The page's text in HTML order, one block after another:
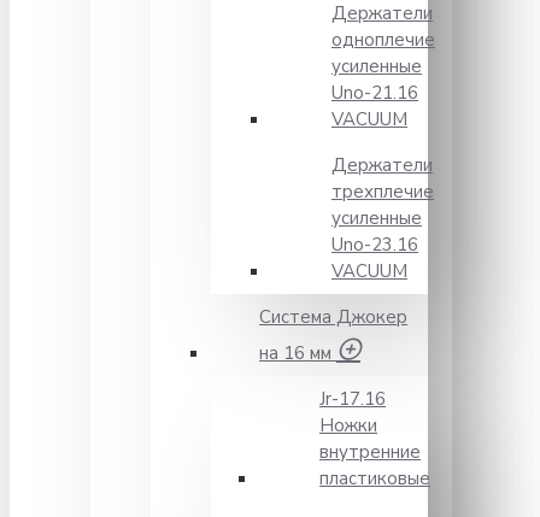
Держатели
одноплечие
усиленные
Uno-21.16
VACUUM
Держатели
трехплечие
усиленные
Unо-23.16
VACUUM
Система Джокер
на 16 мм
Jr-17.16
Ножки
внутренние
пластиковые